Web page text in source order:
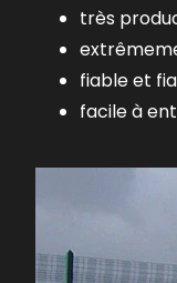
très
fiable et
facile à